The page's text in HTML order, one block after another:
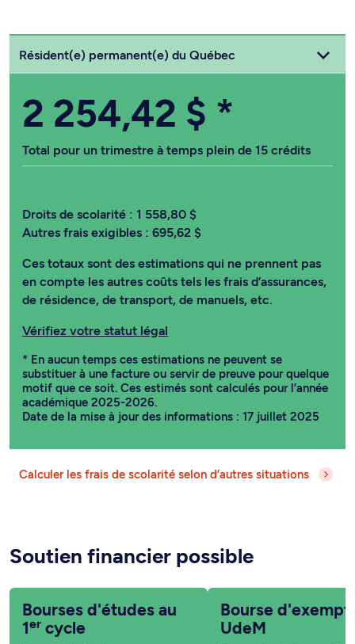
Choisissez votre statut
Résident(e) permanent(e) du Québec
2 254,42 $ *
Total pour un trimestre à temps plein de 15 crédits
Droits de scolarité : 1 558,80 $
Autres frais exigibles : 695,62 $
Ces totaux sont des estimations qui ne prennent pas
en compte les autres coûts tels les frais d’assurances,
de résidence, de transport, de manuels, etc.
Vérifiez votre statut légal
* En aucun temps ces estimations ne peuvent se
substituer à une facture ou servir de preuve pour quelque
motif que ce soit. Ces estimés sont calculés pour l’année
académique 2025-2026.
Date de la mise à jour des informations : 17 juillet 2025
Calculer les frais de scolarité selon d’autres situations
Soutien financier possible
Bourses d'études au
1er cycle
Bourse
UdeM